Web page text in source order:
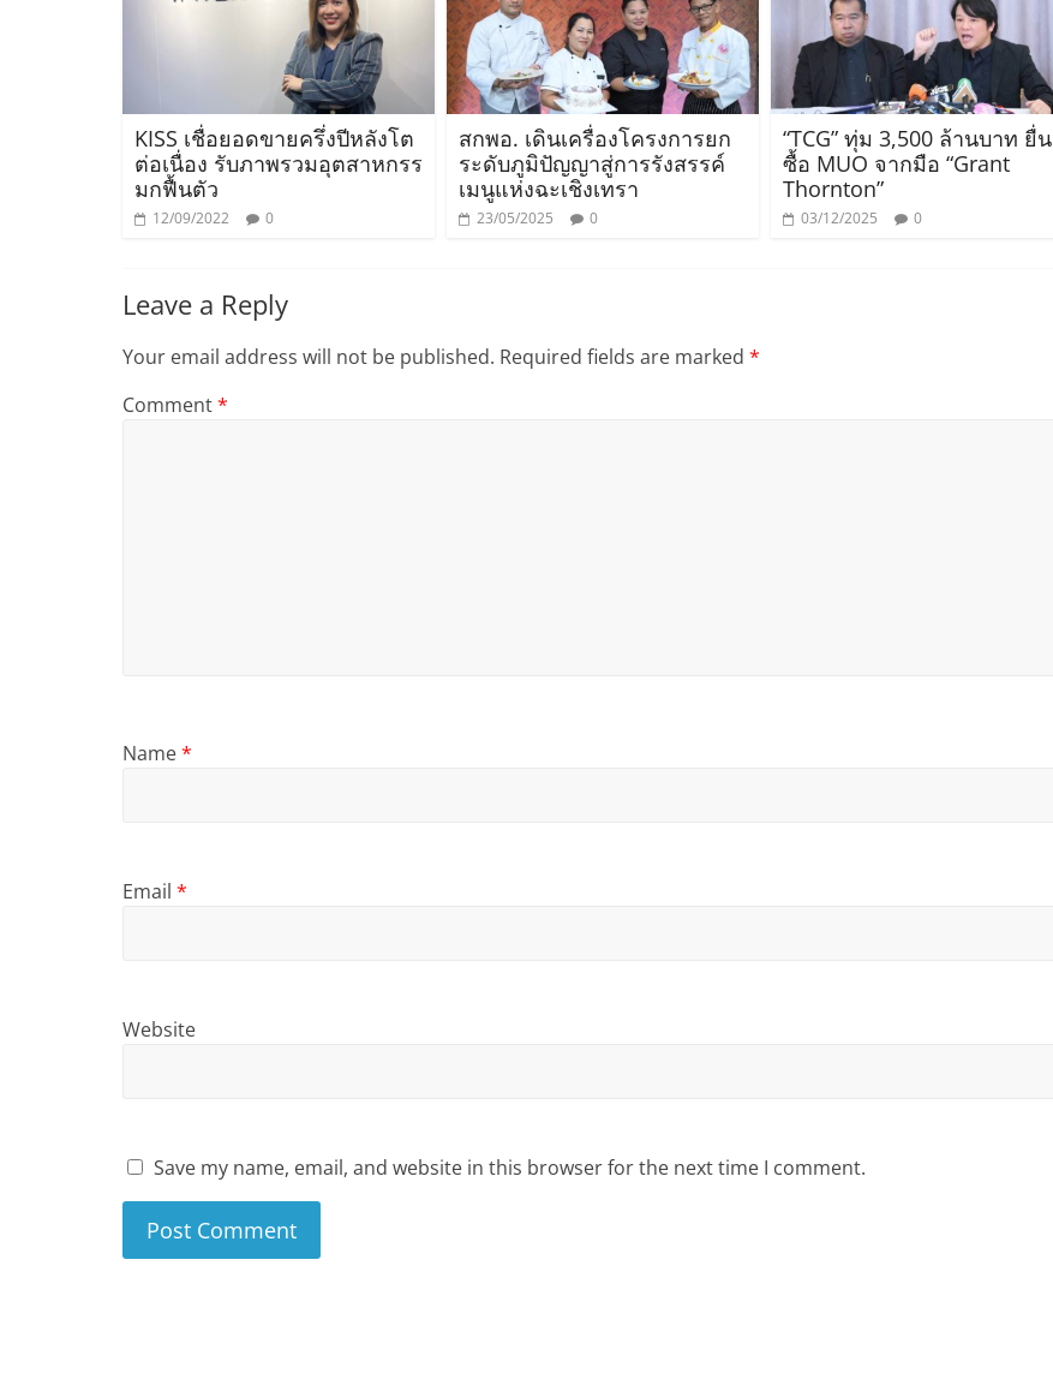
KISS เชื่อยอดขายครึ่งปีหลังโต
ต่อเนื่อง รับภาพรวมอุตสาหกรร
มกฟื้นตัว
12/09/2022 0
สกพอ. เดินเครื่องโครงการยก
ระดับภูมิปัญญาสู่การรังสรรค์
เมนูแห่งฉะเชิงเทรา
23/05/2025 0
“TCG” ทุ่ม 3,500 ล้านบาท ยื่น
ซื้อ MUO จากมือ “Grant
Thornton”
03/12/2025 0
Leave a Reply
Your email address will not be published. Required fields are marked *
Comment*
Name*
Email *
Website
Save my name, email, and website in this browser for the next time I comment.